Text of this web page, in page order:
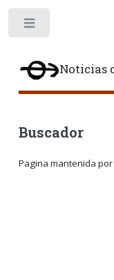
Noticias
Buscador
Pagina mantenida